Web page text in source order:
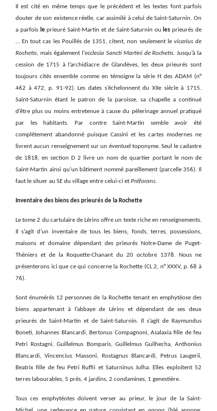
Il est cité en même temps que le précédent et les textes font parfois
douter de son existence réelle, car assimilé à celui de Saint-Saturnin. On
a parfois leprieuré Saint-Martin et de Saint-Saturnin ou les prieurés de
… En tout cas les Pouillés de 1351, citent, non seulement le vicarius de
Rochetis, mais également l’ecclesia Sancti Martini de Rochetis. Jusqu’à la
cession de 1715 à l’archidiacre de Glandèves, les deux prieurés sont
toujours cités ensemble comme en témoigne la série H des ADAM (n°
462 à 472, p. 91-92). Les dates s’échelonnent du XIIe siècle à 1715.
Saint-Saturnin étant le patron de la paroisse, sa chapelle a continué
d’être plus ou moins entretenue à cause du pèlerinage annuel pratiqué
par les habitants. Par contre Saint-Martin semble avoir été
complètement abandonné puisque Cassini et les cartes modernes ne
livrent aucun renseignement sur un éventuel toponyme. Seul le cadastre
de 1818, en section D 2 livre un nom de quartier portant le nom de
Saint-Martin ainsi qu’un bâtiment nommé pareillement (parcelle 356). Il
faut le situer au SE du village entre celui-ci et Préforans.
Inventaire des biens des prieurés de la Rochette
Le tome 2 du cartulaire de Lérins offre un texte riche en renseignements.
Il s’agit d’un inventaire de tous les biens, fonds, terres, possessions,
maisons et domaine dépendant des prieurés Notre-Dame de Puget-
Théniers et de la Roquette-Chanant du 20 octobre 1378. Nous ne
présenterons ici que ce qui concerne la Rochette (CL 2, n° XXXV, p. 68 à
76).
Sont énumérés 12 personnes de la Rochette tenant en emphytéose des
biens appartenant à l’abbaye de Lérins et dépendant de ses deux
prieurés de Saint-Martin et de Saint-Saturnin. Il s’agit de Raymundus
Boneti, Johannes Blancardi, Bertonus Compagnoni, Asalaxia fille de feu
Petri Rostagni, Guillelmus Bomparis, Guillelmus Guilhecha, Anthonius
Blancardi, Vincencius Massoni, Rostagnus Blancardi, Petrus Laugerii,
Beatrix fille de feu Petri Ruffii et Saturninus Julha. Elles exploitent 52
terres labourables, 5 près, 4 jardins, 2 condamines, 1 genestière.
Tous ces emphytéotes doivent verser au prieur, le jour de la Saint-